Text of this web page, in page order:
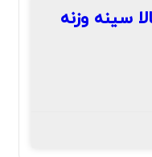
سینه وزنه